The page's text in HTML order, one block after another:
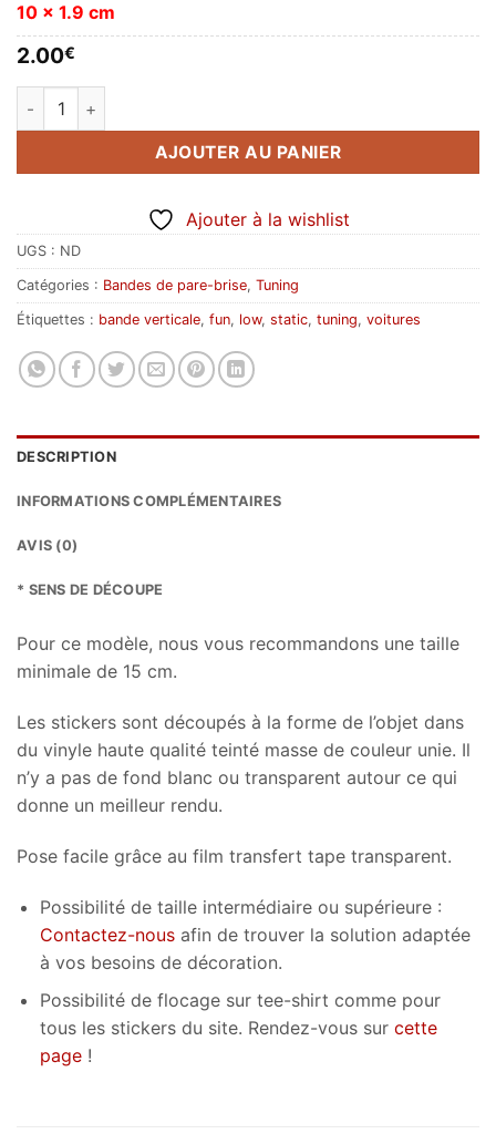
10 x 1.9 cm
2.00€
quantité de Static coilover
AJOUTER AU PANIER
Ajouter à la wishlist
UGS : ND
Catégories : Bandes de pare-brise, Tuning
Étiquettes : bande verticale, fun, low, static, tuning, voitures
DESCRIPTION
INFORMATIONS COMPLÉMENTAIRES
AVIS (0)
* SENS DE DÉCOUPE
Pour ce modèle, nous vous recommandons une taille
minimale de 15 cm.
Les stickers sont découpés à la forme de l’objet dans
du vinyle haute qualité teinté masse de couleur unie. Il
n’y a pas de fond blanc ou transparent autour ce qui
donne un meilleur rendu.
Pose facile grâce au film transfert tape transparent.
Possibilité de taille intermédiaire ou supérieure :
Contactez-nousafin de trouver la solution adaptée
à vos besoins de décoration.
Possibilité de flocage sur tee-shirt comme pour
tous les stickers du site. Rendez-vous sur cette
page!